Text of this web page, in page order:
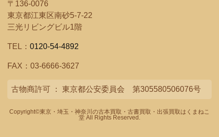
〒136-0076
東京都江東区南砂5-7-22
三光リビングビル1階
TEL： 0120-54-4892
FAX：03-6666-3627
古物商許可 ： 東京都公安委員会 第305580506076号
Copyright©東京・埼玉・神奈川の古本買取・古書買取・出張買取はくまねこ
堂 All Rights Reserved.